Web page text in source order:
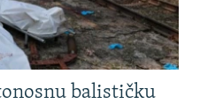
balističku